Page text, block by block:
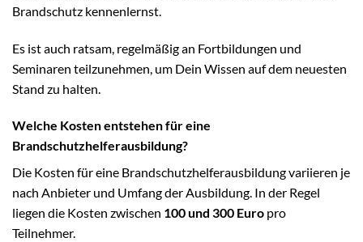
Brandschutz kennenlernst.
Es ist auch ratsam, regelmäßig an Fortbildungen und
Seminaren teilzunehmen, um Dein Wissen auf dem neuesten
Stand zu halten.
Welche Kosten entstehen für eine
Brandschutzhelferausbildung?
Die Kosten für eine Brandschutzhelferausbildung variieren je
nach Anbieter und Umfang der Ausbildung. In der Regel
liegen die Kosten zwischen 100 und 300 Euro pro
Teilnehmer.